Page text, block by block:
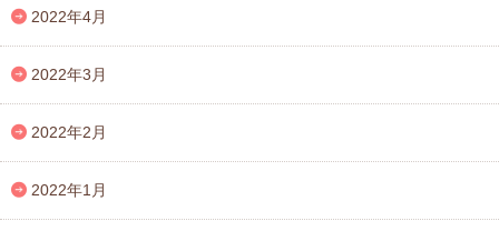
2022年4月
2022年3月
2022年2月
2022年1月